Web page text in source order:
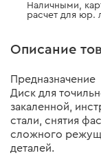
Наличными,
расчет для юр.
Описание
Предназначение
Диск для
закаленной,
стали, снятия
сложного
деталей.